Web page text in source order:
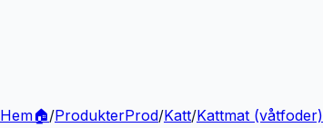
Hem🏠/ProdukterProd/Katt/Kattmat (våtfoder)